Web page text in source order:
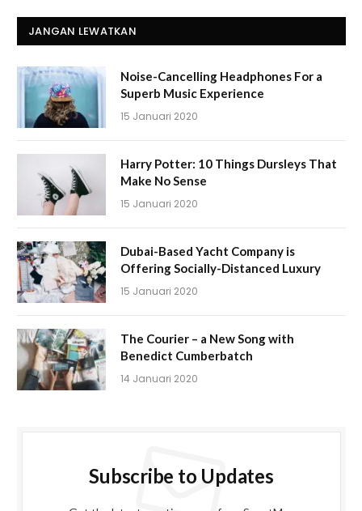
JANGAN LEWATKAN
Noise-Cancelling Headphones For a
Superb Music Experience
15 Januari 2020
Harry Potter: 10 Things Dursleys That
Make No Sense
15 Januari 2020
Dubai-Based Yacht Company is
Offering Socially-Distanced Luxury
15 Januari 2020
The Courier – a New Song with
Benedict Cumberbatch
14 Januari 2020
Subscribe to Updates